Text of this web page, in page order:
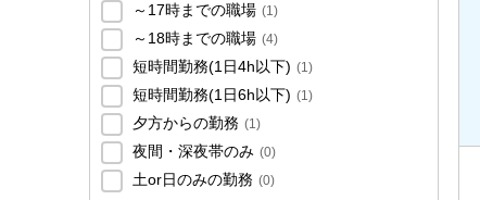
～17時までの職場 (1)
～18時までの職場 (4)
短時間勤務(1日4h以下) (1)
短時間勤務(1日6h以下) (1)
夕方からの勤務 (1)
夜間・深夜帯のみ (0)
土or日のみの勤務 (0)